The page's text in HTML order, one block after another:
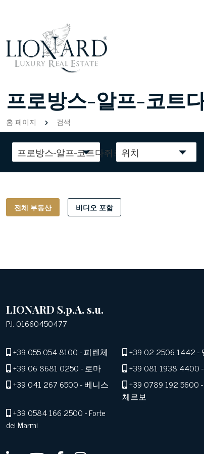
프로방스-알프-코트
홈 페이지 검색
프로방스-알프-코트다쥐르위치
전체 부동산 비디오 포함
LIONARD S.p.A. s.u.
P.I. 01660450477
+39 055 054 8100- 피렌체 +39 02 2506 1442-
+39 06 8681 0250- 로마 +39 081 1938 4400
+39 041 267 6500- 베니스 +39 0789 192 5600
체르보
+39 0584 166 2500- Forte
dei Marmi